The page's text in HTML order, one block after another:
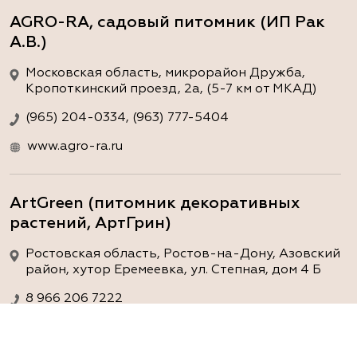
AGRO-RA, садовый питомник (ИП Рак
А.В.)
Московская область, микрорайон Дружба,
Кропоткинский проезд, 2а, (5-7 км от МКАД)
(965) 204-0334, (963) 777-5404
www.agro-ra.ru
ArtGreen (питомник декоративных
растений, АртГрин)
Ростовская область, Ростов-на-Дону, Азовский
район, хутор Еремеевка, ул. Степная, дом 4 Б
8 966 206 7222